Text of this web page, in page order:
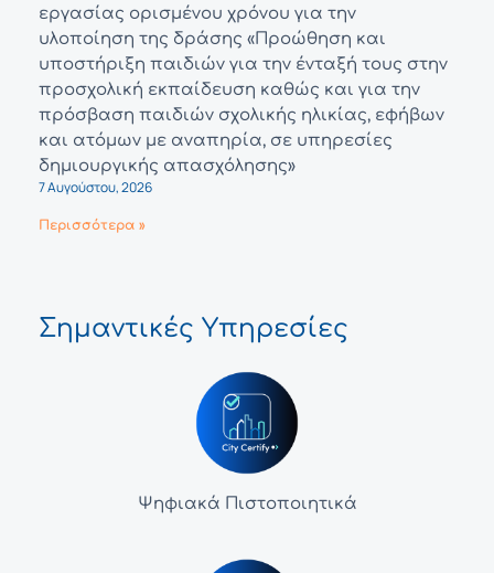
εργασίας ορισμένου χρόνου για την
υλοποίηση της δράσης «Προώθηση και
υποστήριξη παιδιών για την ένταξή τους στην
προσχολική εκπαίδευση καθώς και για την
πρόσβαση παιδιών σχολικής ηλικίας, εφήβων
και ατόμων με αναπηρία, σε υπηρεσίες
δημιουργικής απασχόλησης»
7 Αυγούστου, 2026
Περισσότερα »
Σημαντικές Υπηρεσίες
Ψηφιακά Πιστοποιητικά